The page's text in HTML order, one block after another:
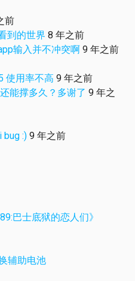
前
到的世界 8 年之前
输入并不冲突啊 9 年之前
使用率不高 9 年之前
能撑多久？多谢了 9 年之
bug :) 9 年之前
巴士底狱的恋人们》
辅助电池